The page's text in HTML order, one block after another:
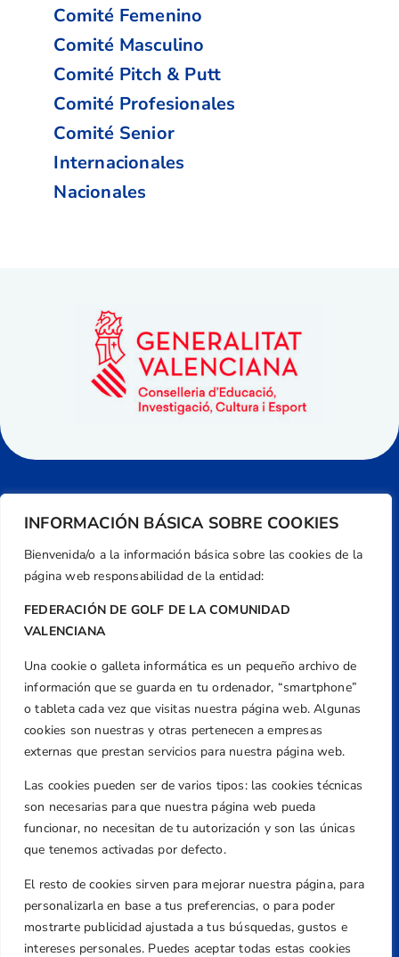
INFORMACIÓN BÁSICA SOBRE COOKIES
Bienvenida/o a la información básica sobre las cookies de la
página web responsabilidad de la entidad:
FEDERACIÓN DE GOLF DE LA COMUNIDAD
VALENCIANA
Una cookie o galleta informática es un pequeño archivo de
información que se guarda en tu ordenador, “smartphone”
o tableta cada vez que visitas nuestra página web. Algunas
cookies son nuestras y otras pertenecen a empresas
externas que prestan servicios para nuestra página web.
Las cookies pueden ser de varios tipos: las cookies técnicas
son necesarias para que nuestra página web pueda
funcionar, no necesitan de tu autorización y son las únicas
que tenemos activadas por defecto.
El resto de cookies sirven para mejorar nuestra página, para
personalizarla en base a tus preferencias, o para poder
mostrarte publicidad ajustada a tus búsquedas, gustos e
intereses personales. Puedes aceptar todas estas cookies
Comité Femenino
Comité Masculino
Comité Pitch & Putt
Comité Profesionales
Comité Senior
Internacionales
Nacionales
Dirección
Centre de L´Esport, Carrer d'Isaac Peral i
Caballero, Nº 5, Despachos 2 y 3, 46980,
Valencia
Teléfono
+34 961 367 799
Email
federacion@golfcv.com
Aviso Legal
Política de Privacidad
Transparencia